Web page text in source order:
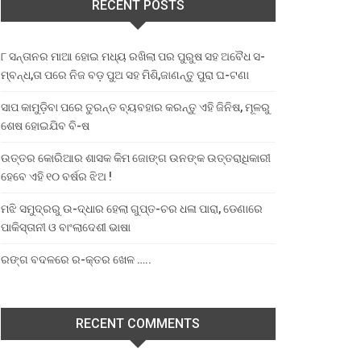
RECENT POSTS
୮ ସନ୍ତାନର ମାଆ ହୋଇ ମଧ୍ୟ ରଖିଲା ପର ପୁରୁଷ ସହ ଅବୈଧ ସ-
ମ୍ବନ୍ଧ,ତା ପରେ ନିଜ ବଡ଼ ପୁଅ ସହ ମିଶି,ଜାଣନ୍ତୁ ପୁରା ଘ-ଟଣା
ସାପ କାମୁଡ଼ିବା ପରେ ତୁରନ୍ତ ବ୍ୟବହାର କରନ୍ତୁ ଏହି ଜିନିଷ, ମୂଳରୁ
ଶେଷ ହୋଇଯିବ ବି-ଷ
ଉତ୍ତର କୋରିଆର ଶାସକ କିମ ଜୋଙ୍ଗ ଉନଙ୍କ ଉତ୍ତରାଧିକାରୀ
ହେବେ ଏହି ୧୦ ବର୍ଷର ଝିଅ !
ମଝି ସମୁଦ୍ରରୁ ଉ-ଦ୍ଧାର ହେଲା ଗୁପ୍ତ-ଚର ଧଳା ପାରା, ଡେଣାରେ
ପାକିସ୍ତାନୀ ଓ ବାଂଲାଦେଶୀ ଭାଷା
ରଙ୍ଗ ବଦଳରେ ର-କ୍ତର ଖେଳ …..
RECENT COMMENTS